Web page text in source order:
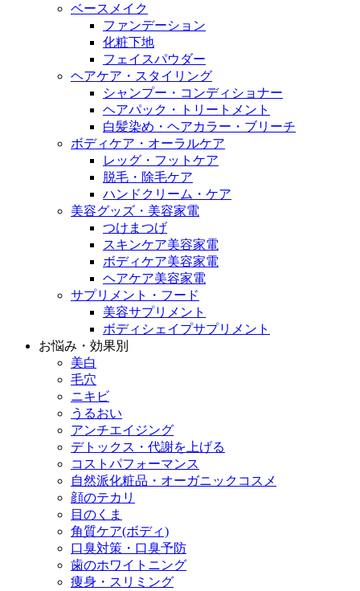
ベースメイク
ファンデーション
化粧下地
フェイスパウダー
ヘアケア・スタイリング
シャンプー・コンディショナー
ヘアパック・トリートメント
白髪染め・ヘアカラー・ブリーチ
ボディケア・オーラルケア
レッグ・フットケア
脱毛・除毛ケア
ハンドクリーム・ケア
美容グッズ・美容家電
つけまつげ
スキンケア美容家電
ボディケア美容家電
ヘアケア美容家電
サプリメント・フード
美容サプリメント
ボディシェイプサプリメント
お悩み・効果別
美白
毛穴
ニキビ
うるおい
アンチエイジング
デトックス・代謝を上げる
コストパフォーマンス
自然派化粧品・オーガニックコスメ
顔のテカリ
目のくま
角質ケア(ボディ)
口臭対策・口臭予防
歯のホワイトニング
痩身・スリミング